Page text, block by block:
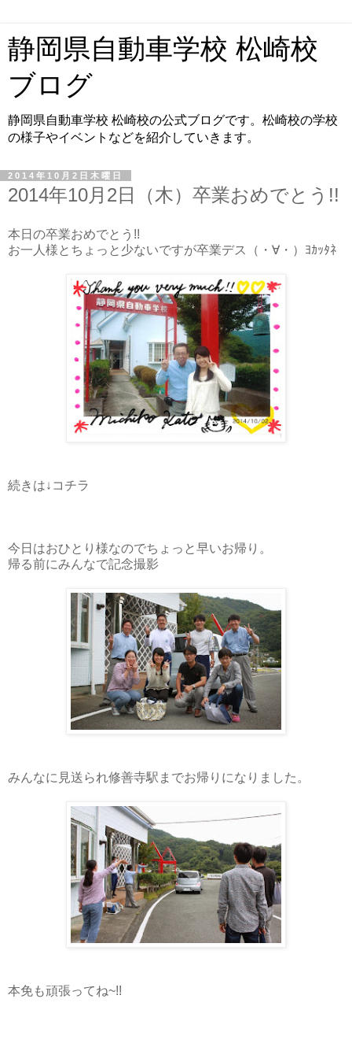
静岡県自動車学校 松崎校
ブログ
静岡県自動車学校 松崎校の公式ブログです。松崎校の学校
の様子やイベントなどを紹介していきます。
2014年10月2日木曜日
2014年10月2日（木）卒業おめでとう!!
本日の卒業おめでとう!!
お一人様とちょっと少ないですが卒業デス（・∀・）ﾖｶｯﾀﾈ
続きは↓コチラ
今日はおひとり様なのでちょっと早いお帰り。
帰る前にみんなで記念撮影
みんなに見送られ修善寺駅までお帰りになりました。
本免も頑張ってね~!!